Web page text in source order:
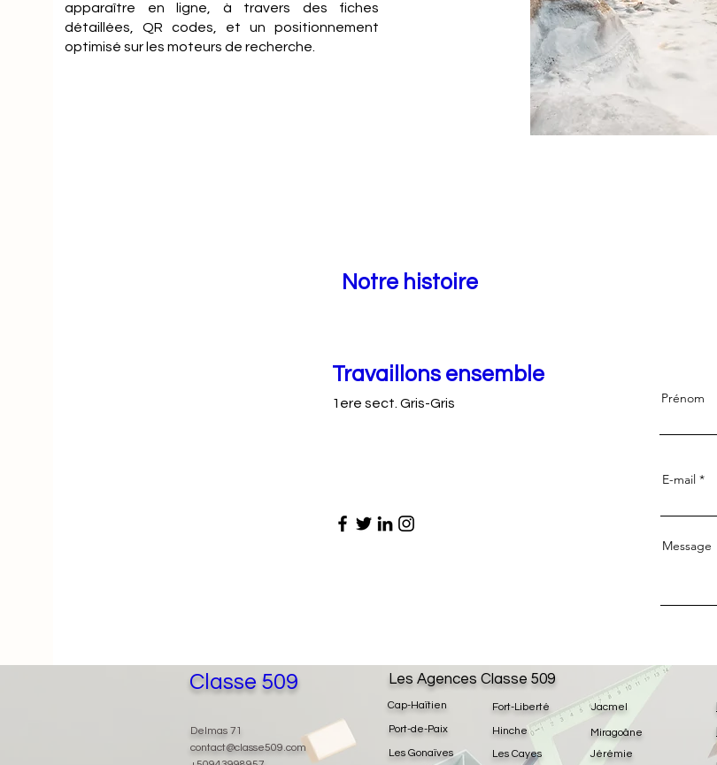
apparaître en ligne, à travers des fiches
détaillées, QR codes, et un positionnement
optimisé sur les moteurs de recherche.
Notre histoire
Travaillons ensemble
1ere sect. Gris-Gris Prénom
E-mail
Message
Classe 509
Delmas 71
contact@classe509.com
Fort-Liberté
Hinche
Les Cayes
Jacmel
Jérémie
Miragoâne
Les Agences Classe 509
Cap-Haïtien
Port-de-Paix
Les Gonaïves